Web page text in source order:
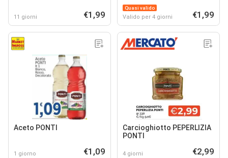
11 giorni €1,99
Quasi valido
Valido per 4 giorni €1,99
Aceto PONTI
1 giorno €1,09
Carcioghiotto PEPERLIZIA
PONTI
4 giorni €2,99